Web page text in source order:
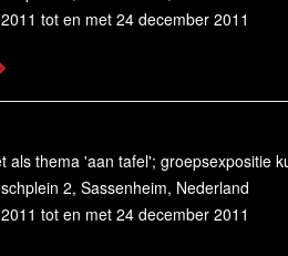
tot en met 24 december 2011
als thema 'aan tafel'; groepsexpositie
2, Sassenheim, Nederland
tot en met 24 december 2011